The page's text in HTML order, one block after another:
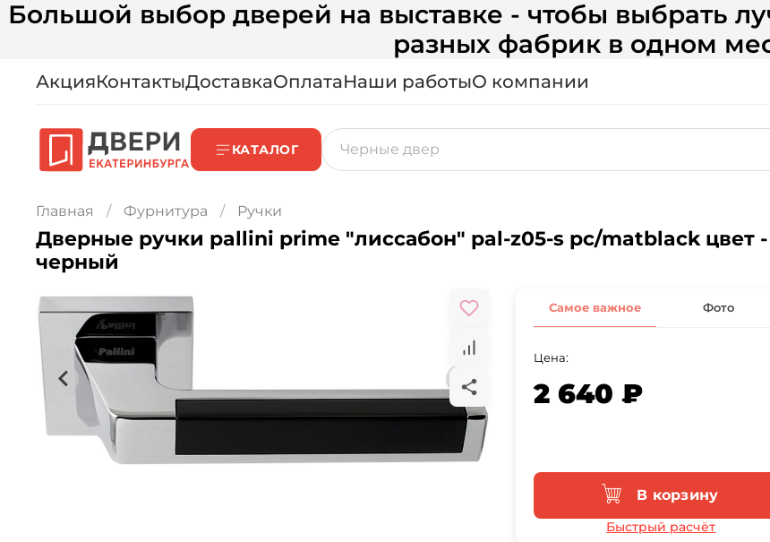
Большой выбор дверей на выставке - чтобы выбрать
разных фабрик в одном
АкцияКонтактыДоставкаОплатаНаши работыО компании
КАТАЛОГ
Главная Фурнитура Ручки
Дверные ручки pallini prime "лиссабон" pal-z05-s pc/matblack цвет
черный
Самое важное Фото
Цена:
2 640 ₽
В корзину
Быстрый расчёт